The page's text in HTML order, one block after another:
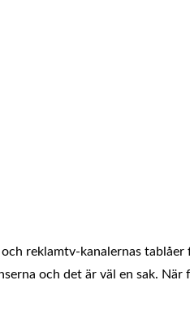
reklamtv-kanalernas
och det är väl en sak.